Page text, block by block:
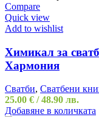
Compare
Quick view
Add to wishlist
Химикал за
Хармония
Сватби, Сватбени
25.00 € / 48.90 лв.
Добавяне в количката